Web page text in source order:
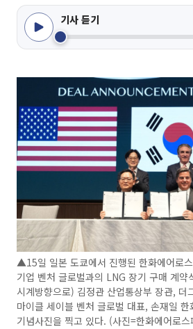
기사 듣기
▲15일 일본 도쿄에서 진행된 한화에어로
기업 벤처 글로벌과의 LNG 장기 구매 계약
시계방향으로) 김정관 산업통상부 장관, 더
마이클 세이블 벤처 글로벌 대표, 손재일
기념사진을 찍고 있다. (사진=한화에어로스